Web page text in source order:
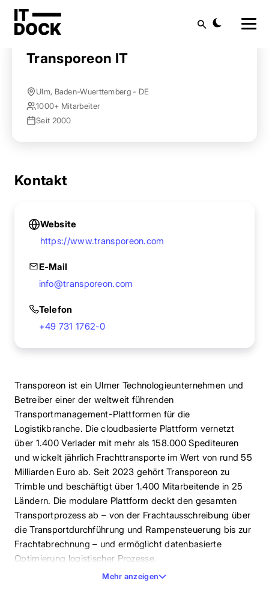
Startseite Anbieter finden
Transporeon IT
Ulm, Baden-Wuerttemberg - DE
1000+ Mitarbeiter
Seit 2000
Kontakt
Website
https://www.transporeon.com
E-Mail
info@transporeon.com
Telefon
+49 731 1762-0
Transporeon ist ein Ulmer Technologieunternehmen und
Betreiber einer der weltweit führenden
Transportmanagement-Plattformen für die
Logistikbranche. Die cloudbasierte Plattform vernetzt
über 1.400 Verlader mit mehr als 158.000 Spediteuren
und wickelt jährlich Frachttransporte im Wert von rund 55
Milliarden Euro ab. Seit 2023 gehört Transporeon zu
Trimble und beschäftigt über 1.400 Mitarbeitende in 25
Ländern. Die modulare Plattform deckt den gesamten
Transportprozess ab – von der Frachtausschreibung über
die Transportdurchführung und Rampensteuerung bis zur
Frachtabrechnung – und ermöglicht datenbasierte
Optimierung logistischer Prozesse.
Mehr anzeigen